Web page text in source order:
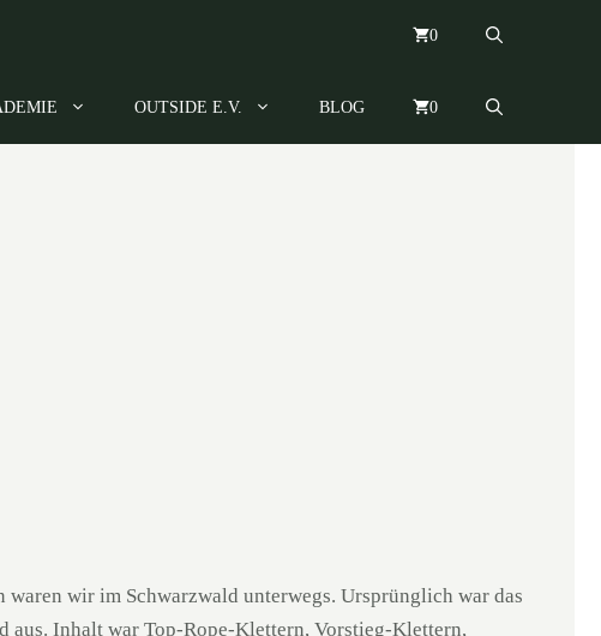
0
OUTSIDE E.V. BLOG 0
wir im Schwarzwald unterwegs. Ursprünglich war das
aus. Inhalt war Top-Rope-Klettern, Vorstieg-Klettern,